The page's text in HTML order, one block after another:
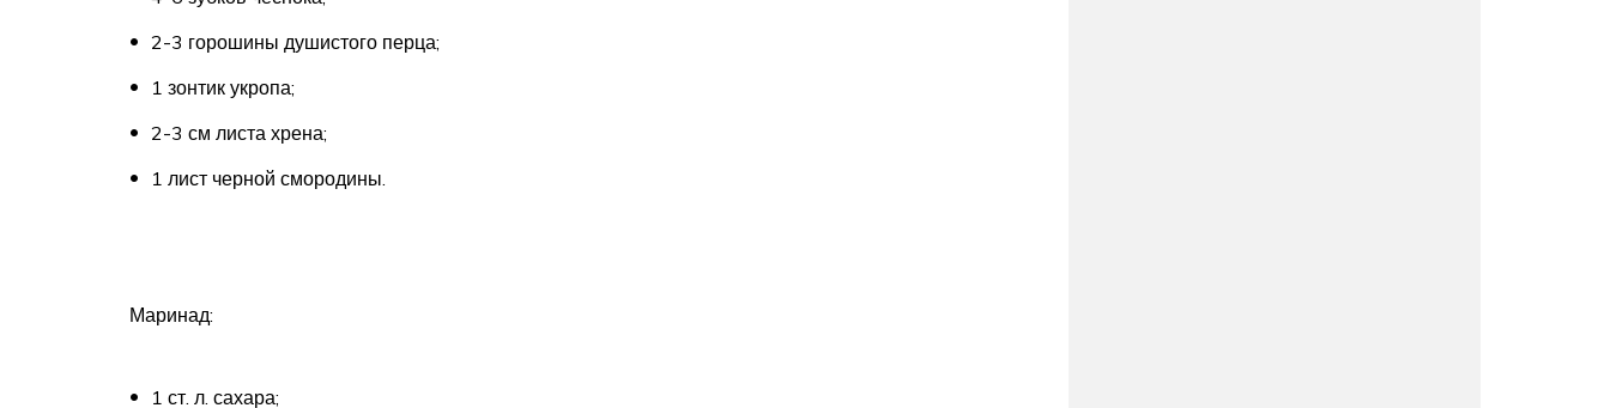
2-3 горошины душистого перца;
1 зонтик укропа;
2-3 см листа хрена;
1 лист черной смородины.
Маринад:
1 ст. л. сахара;